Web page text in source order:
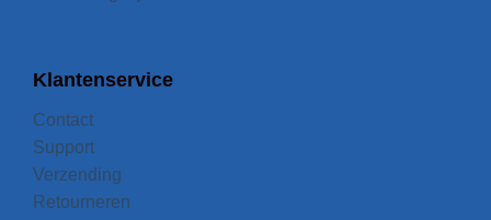
Klantenservice
Contact
Support
Verzending
Retourneren